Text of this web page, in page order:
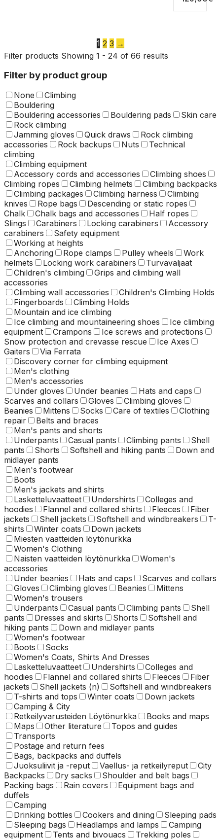
1 2 3 →
Filter products Showing 1 - 24 of 66 results
Filter by product group
None
Climbing
Bouldering
Bouldering accessories
Bouldering pads
Skin care
Rock climbing
Jamming gloves
Quick draws
Rock climbing
accessories
Rock backups Nuts
Technical
climbing
Climbing equipment
Accessory cords and accessories
Climbing shoes
Climbing ropes
Climbing helmets
Climbing backpacks
Climbing packages
Climbing harness
Climbing
knives
Rope bags
Descending or static ropes
Chalk
Chalk bags and accessories
Half ropes
Slings
Carabiners Locking carabiners
Accessory
carabiners
Safety equipment
Working at heights
Anchoring
Rope clamps Pulley wheels
Work
helmets
Locking work carabiners
Turvavaljaat
Children's climbing
Grips and climbing wall
accessories
Climbing wall accessories
Children's Climbing Holds
Fingerboards
Climbing Holds
Mountain and ice climbing
Ice climbing and mountaineering shoes
Ice climbing
equipment
Crampons
Ice screws and protections
Snow protection and crevasse rescue
Ice Axes
Gaiters
Via Ferrata
Discovery corner for climbing equipment
Men's clothing
Men's accessories
Under gloves
Under beanies
Hats and caps
Scarves and collars
Gloves
Climbing gloves
Beanies
Mittens Socks Care of textiles
Clothing
repair
Belts and braces
Men's pants and shorts
Underpants
Casual pants Climbing pants
Shell
pants
Shorts Softshell and hiking pants
Down and
midlayer pants
Men's footwear
Boots
Men's jackets and shirts
Lasketteluvaatteet
Undershirts
Colleges and
hoodies
Flannel and collared shirts Fleeces
Fiber
jackets
Shell jackets Softshell and windbreakers
T-
shirts
Winter coats
Down jackets
Miesten vaatteiden löytönurkka
Women's Clothing
Naisten vaatteiden löytönurkka
Women's
accessories
Under beanies
Hats and caps
Scarves and collars
Gloves
Climbing gloves Beanies
Mittens
Women's trousers
Underpants
Casual pants Climbing pants
Shell
pants
Dresses and skirts Shorts
Softshell and
hiking pants
Down and midlayer pants
Women's footwear
Boots
Socks
Women's Coats, Shirts And Dresses
Lasketteluvaatteet
Undershirts
Colleges and
hoodies
Flannel and collared shirts Fleeces
Fiber
jackets
Shell jackets (n)
Softshell and windbreakers
T-shirts and tops
Winter coats
Down jackets
Camping & City
Retkeilyvarusteiden Löytönurkka
Books and maps
Maps
Other literature
Topos and guides
Transports
Postage and return fees
Bags, backpacks and duffels
Juoksuliivit ja -reput
Vaellus- ja retkeilyreput
City
Backpacks
Dry sacks
Shoulder and belt bags
Packing bags
Rain covers
Equipment bags and
duffels
Camping
Drinking bottles
Cookers and dining
Sleeping pads
Sleeping bags
Headlamps and lamps
Camping
equipment
Tents and bivouacs
Trekking poles